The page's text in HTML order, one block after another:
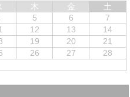
木 金
土
5 6
7
12 13
14
19 20
21
26 27
28